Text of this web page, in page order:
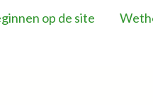
op de site